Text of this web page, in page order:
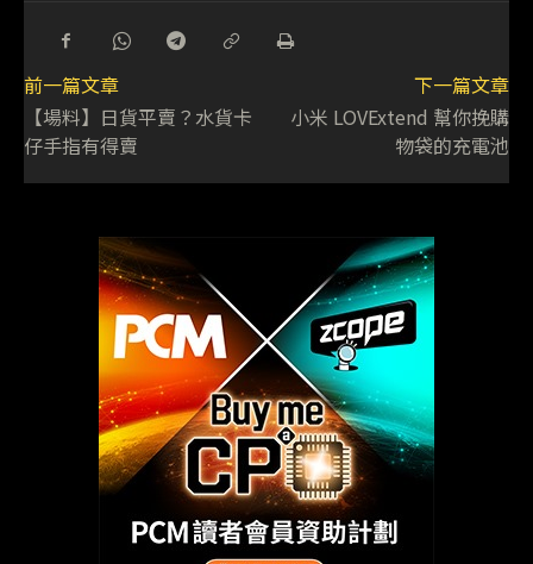
前一篇文章
【場料】日貨平賣？水貨卡
仔手指有得賣
下一篇文章
小米 LOVExtend 幫你挽購
物袋的充電池